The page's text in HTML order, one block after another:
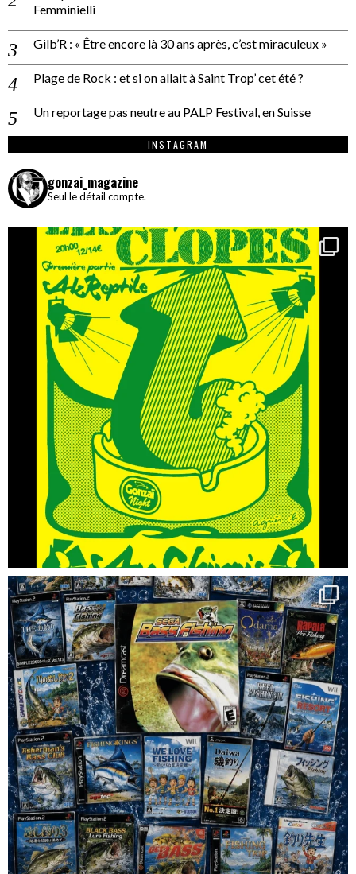
Femminielli
Gilb’R : « Être encore là 30 ans après, c’est miraculeux »
Plage de Rock : et si on allait à Saint Trop’ cet été ?
Un reportage pas neutre au PALP Festival, en Suisse
INSTAGRAM
gonzai_magazine
Seul le détail compte.